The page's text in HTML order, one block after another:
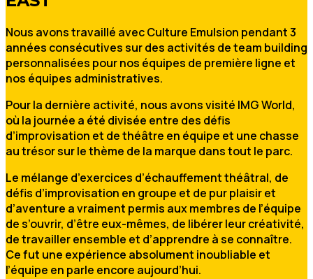
Nous avons travaillé avec Culture Emulsion pendant 3
années consécutives sur des activités de team building
personnalisées pour nos équipes de première ligne et
nos équipes administratives.
Pour la dernière activité, nous avons visité IMG World,
où la journée a été divisée entre des défis
d’improvisation et de théâtre en équipe et une chasse
au trésor sur le thème de la marque dans tout le parc.
Le mélange d’exercices d’échauffement théâtral, de
défis d’improvisation en groupe et de pur plaisir et
d’aventure a vraiment permis aux membres de l’équipe
de s’ouvrir, d’être eux-mêmes, de libérer leur créativité,
de travailler ensemble et d’apprendre à se connaître.
Ce fut une expérience absolument inoubliable et
l’équipe en parle encore aujourd’hui.